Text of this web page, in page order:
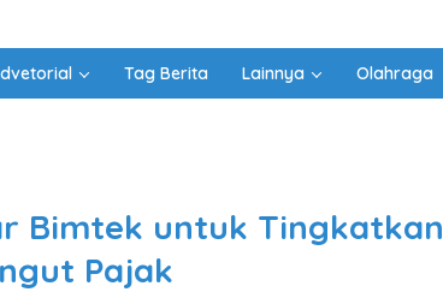
Tag Berita Lainnya Olahraga
Bimtek untuk Tingkatkan
Pajak